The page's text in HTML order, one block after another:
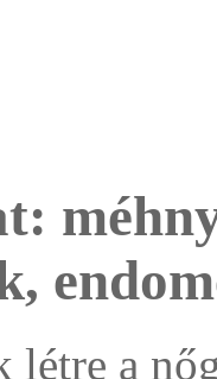
létre a